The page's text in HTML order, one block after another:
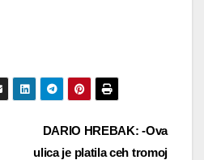
DARIO HREBAK: -Ova
ulica je platila ceh tromoj